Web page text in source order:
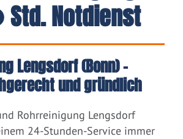
Notdienst
Lengsdorf (Bonn) –
und gründlich
Rohrreinigung Lengsdorf
24-Stunden-Service immer